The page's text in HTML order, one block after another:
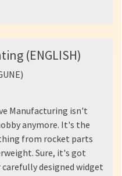
(ENGLISH)
Manufacturing isn't
anymore. It's the
from rocket parts
Sure, it's got
designed widget